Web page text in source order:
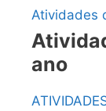
Atividades
ano